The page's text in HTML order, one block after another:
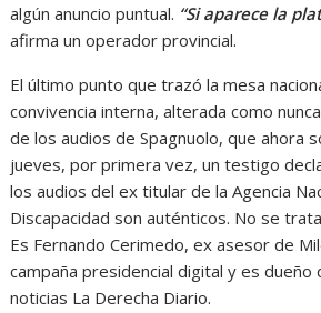
algún anuncio puntual. “Si aparece la
afirma un operador provincial.
El último punto que trazó la mesa
convivencia interna, alterada como
de los audios de Spagnuolo, que ahora
jueves, por primera vez, un testigo
los audios del ex titular de la Agencia
Discapacidad son auténticos. No se
Es Fernando Cerimedo, ex asesor de
campaña presidencial digital y es
noticias La Derecha Diario.